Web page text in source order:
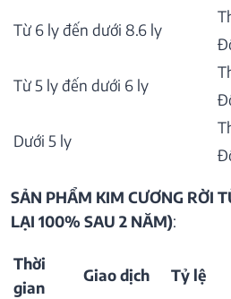
Từ 6 ly đến dưới 8.6 ly
Từ 5 ly đến dưới 6 ly
Dưới 5 ly
SẢN PHẨM KIM CƯƠNG RỜI
LẠI 100% SAU 2 NĂM):
Thời
gian
Giao dịch Tỷ lệ